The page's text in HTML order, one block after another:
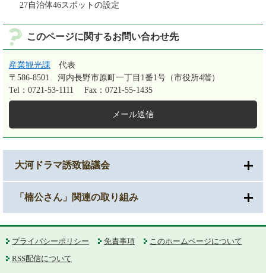
27自治体46スポットの設定
このページに関するお問い合わせ先
産業観光課
代表
〒586-8501
河内長野市原町一丁目1番1号（市役所4階）
Tel：0721-53-1111
Fax：0721-55-1435
メール送信
大河ドラマ誘致協議会
「楠公さん」関連の取り組み
プライバシーポリシー 免責事項
このホームページについて
RSS配信について